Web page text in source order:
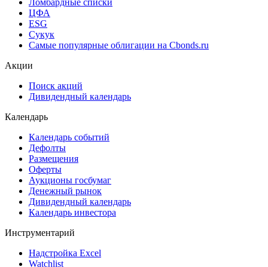
Ломбардные списки
ЦФА
ESG
Сукук
Самые популярные облигации на Cbonds.ru
Акции
Поиск акций
Дивидендный календарь
Календарь
Календарь событий
Дефолты
Размещения
Оферты
Аукционы госбумаг
Денежный рынок
Дивидендный календарь
Календарь инвестора
Инструментарий
Надстройка Excel
Watchlist